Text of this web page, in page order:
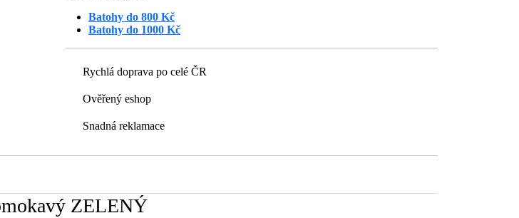
Batohy do 800 Kč
Batohy do 1000 Kč
Rychlá doprava po celé ČR
Ověřený eshop
Snadná reklamace
ZELENÝ